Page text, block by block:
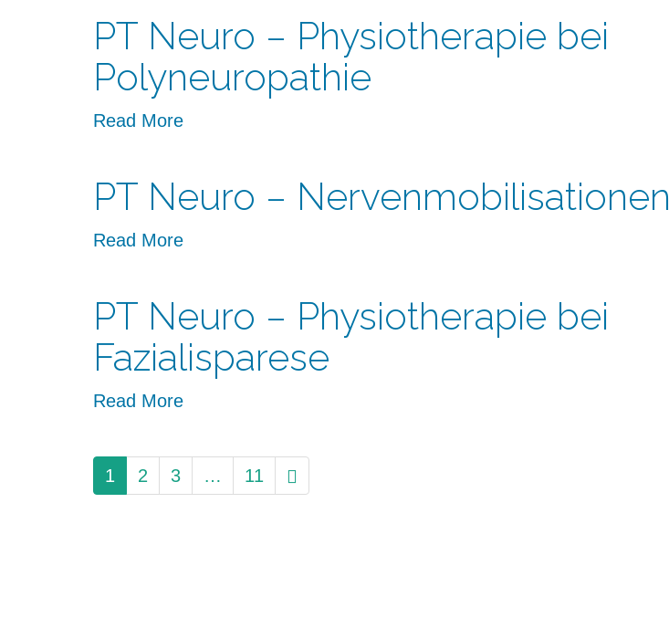
PT Neuro – Physiotherapie bei
Polyneuropathie
Read More
PT Neuro – Nervenmobilisationen
Read More
PT Neuro – Physiotherapie bei
Fazialisparese
Read More
paging-
navigation
1 2 3 … 11